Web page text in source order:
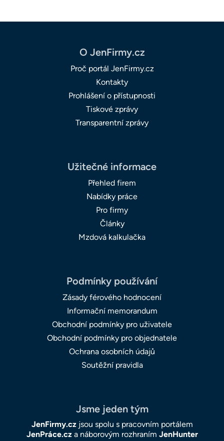
O JenFirmy.cz
Proč portál JenFirmy.cz
Kontakty
Prohlášení o přístupnosti
Tiskové zprávy
Transparentní zprávy
Užitečné informace
Přehled firem
Nabídky práce
Pro firmy
Články
Mzdová kalkulačka
Podmínky používání
Zásady férového hodnocení
Informační memorandum
Obchodní podmínky pro uživatele
Obchodní podmínky pro objednatele
Ochrana osobních údajů
Soutěžní pravidla
Jsme jeden tým
JenFirmy.czjsou spolu s pracovním portálem
JenPráce.cza náborovým rozhraním JenHunter